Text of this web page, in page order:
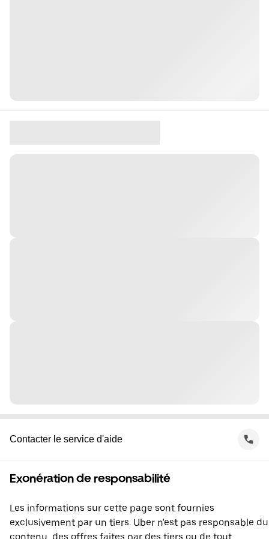
Contacter le service d'aide
Exonération de responsabilité
Les informations sur cette page sont fournies
exclusivement par un tiers. Uber n'est pas responsable du